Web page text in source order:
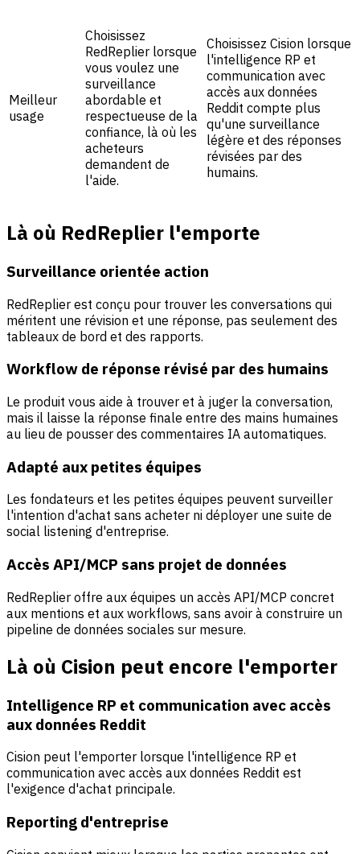
Meilleur
usage
Choisissez
RedReplier lorsque
vous voulez une
surveillance
abordable et
respectueuse de la
confiance, là où les
acheteurs
demandent de
l'aide.
Choisissez Cision lorsque
l'intelligence RP et
communication avec
accès aux données
Reddit compte plus
qu'une surveillance
légère et des réponses
révisées par des
humains.
Là où RedReplier l'emporte
Surveillance orientée action
RedReplier est conçu pour trouver les conversations qui
méritent une révision et une réponse, pas seulement des
tableaux de bord et des rapports.
Workflow de réponse révisé par des humains
Le produit vous aide à trouver et à juger la conversation,
mais il laisse la réponse finale entre des mains humaines
au lieu de pousser des commentaires IA automatiques.
Adapté aux petites équipes
Les fondateurs et les petites équipes peuvent surveiller
l'intention d'achat sans acheter ni déployer une suite de
social listening d'entreprise.
Accès API/MCP sans projet de données
RedReplier offre aux équipes un accès API/MCP concret
aux mentions et aux workflows, sans avoir à construire un
pipeline de données sociales sur mesure.
Là où Cision peut encore l'emporter
Intelligence RP et communication avec accès
aux données Reddit
Cision peut l'emporter lorsque l'intelligence RP et
communication avec accès aux données Reddit est
l'exigence d'achat principale.
Reporting d'entreprise